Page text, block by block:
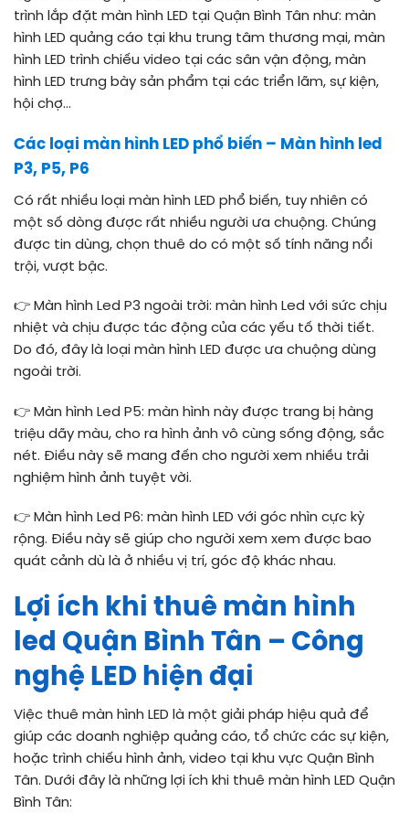
trình lắp đặt màn hình LED tại Quận Bình Tân như: màn
hình LED quảng cáo tại khu trung tâm thương mại, màn
hình LED trình chiếu video tại các sân vận động, màn
hình LED trưng bày sản phẩm tại các triển lãm, sự kiện,
hội chợ…
Các loại màn hình LED phổ biến – Màn hình led
P3, P5, P6
Có rất nhiều loại màn hình LED phổ biến, tuy nhiên có
một số dòng được rất nhiều người ưa chuộng. Chúng
được tin dùng, chọn thuê do có một số tính năng nổi
trội, vượt bậc.
👉 Màn hình Led P3 ngoài trời: màn hình Led với sức chịu
nhiệt và chịu được tác động của các yếu tố thời tiết.
Do đó, đây là loại màn hình LED được ưa chuộng dùng
ngoài trời.
👉 Màn hình Led P5: màn hình này được trang bị hàng
triệu dãy màu, cho ra hình ảnh vô cùng sống động, sắc
nét. Điều này sẽ mang đến cho người xem nhiều trải
nghiệm hình ảnh tuyệt vời.
👉 Màn hình Led P6: màn hình LED với góc nhìn cực kỳ
rộng. Điều này sẽ giúp cho người xem xem được bao
quát cảnh dù là ở nhiều vị trí, góc độ khác nhau.
Lợi ích khi thuê màn hình
led Quận Bình Tân – Công
nghệ LED hiện đại
Việc thuê màn hình LED là một giải pháp hiệu quả để
giúp các doanh nghiệp quảng cáo, tổ chức các sự kiện,
hoặc trình chiếu hình ảnh, video tại khu vực Quận Bình
Tân. Dưới đây là những lợi ích khi thuê màn hình LED Quận
Bình Tân: